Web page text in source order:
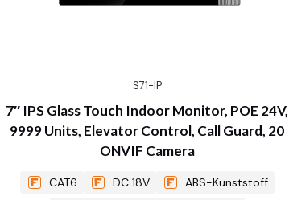
S71-IP
7″ IPS Glass Touch Indoor Monitor, POE 24V,
9999 Units, Elevator Control, Call Guard, 20
ONVIF Camera
CAT6 DC 18V
ABS-Kunststoff